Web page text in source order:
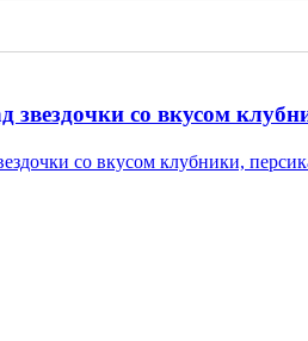
со вкусом